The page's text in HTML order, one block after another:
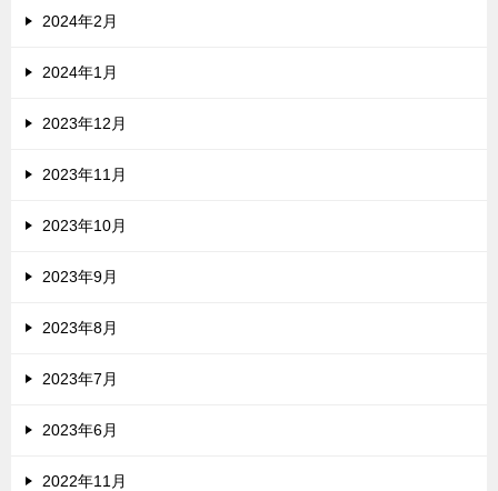
2024年2月
2024年1月
2023年12月
2023年11月
2023年10月
2023年9月
2023年8月
2023年7月
2023年6月
2022年11月